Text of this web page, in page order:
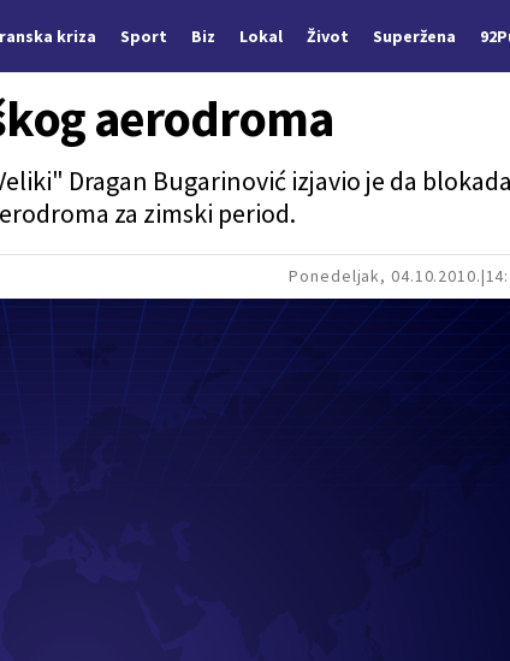
kriza Sport Biz Lokal Život Superžena
Ponedeljak, 04.10.2010.
aerodroma
Dragan Bugarinović izjavio je da blokada
za zimski period.